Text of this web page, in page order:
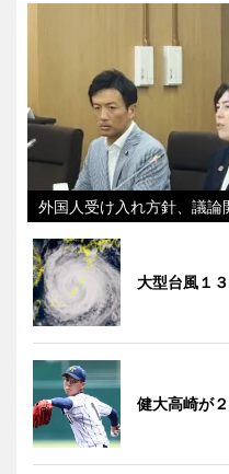
外国人受け入れ方針、議論
大型台風１
健大高崎が